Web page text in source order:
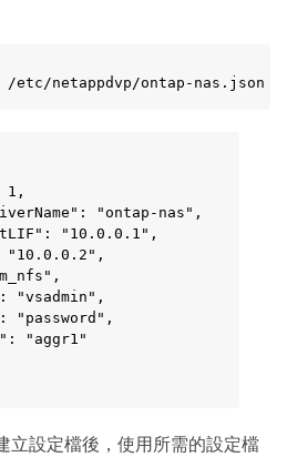
/etc/netappdvp/ontap-nas.json
1,
"ontap-nas",
"10.0.0.1",
"10.0.0.2",
"vsadmin",
"password",
"aggr1"
立設定檔後，使用所需的設定檔